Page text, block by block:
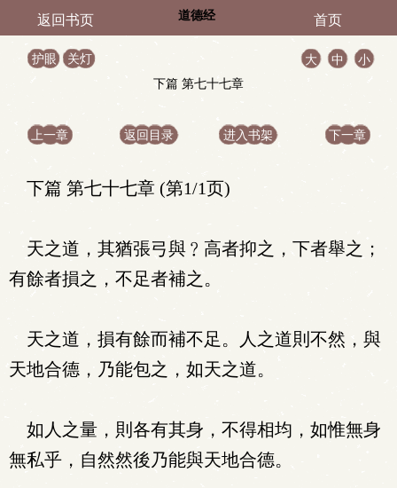
返回书页 道德经 首页
护眼 关灯 大 中
小
下篇 第七十七章
上一章 返回目录 进入书架 下一章
下篇 第七十七章 (第1/1页)
天之道，其猶張弓與﹖高者抑之，下者舉之；
有餘者損之，不足者補之。
天之道，損有餘而補不足。人之道則不然，與
天地合德，乃能包之，如天之道。
如人之量，則各有其身，不得相均，如惟無身
無私乎，自然然後乃能與天地合德。